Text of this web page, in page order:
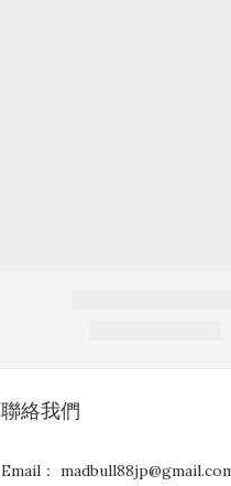
聯絡我們
Email：